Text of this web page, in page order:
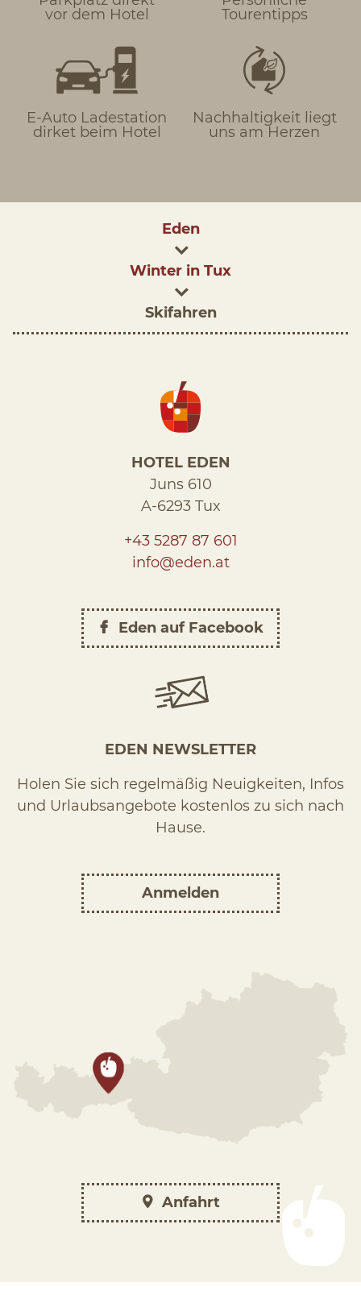
vor dem Hotel
Tourentipps
E-Auto Ladestation
dirket beim Hotel
Nachhaltigkeit liegt
uns am Herzen
Eden
Winter in Tux
Skifahren
HOTEL EDEN
Juns 610
A-6293 Tux
+43 5287 87 601
info@eden.at
Eden auf Facebook
EDEN NEWSLETTER
Holen Sie sich regelmäßig Neuigkeiten, Infos
und Urlaubsangebote kostenlos zu sich nach
Hause.
Anmelden
Anfahrt